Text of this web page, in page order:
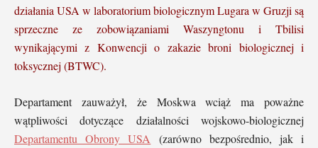
działania USA w laboratorium biologicznym Lugara w Gruzji są
sprzeczne ze zobowiązaniami Waszyngtonu i Tbilisi
wynikającymi z Konwencji o zakazie broni biologicznej i
toksycznej (BTWC).
Departament zauważył, że Moskwa wciąż ma poważne
wątpliwości dotyczące działalności wojskowo-biologicznej
Departamentu Obrony USA
(zarówno bezpośrednio, jak i